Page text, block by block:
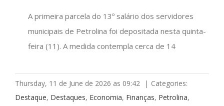
A primeira parcela do 13º salário dos servidores
municipais de Petrolina foi depositada nesta quinta-
feira (11). A medida contempla cerca de 14
Thursday, 11 de June de 2026 as 09:42 | Categories:
Destaque, Destaques, Economia, Finanças, Petrolina,